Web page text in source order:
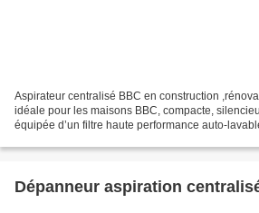
Aspirateur centralisé BBC en construction
idéale pour les maisons BBC, compacte,
équipée d’un filtre haute performance auto-
Dépanneur aspiration